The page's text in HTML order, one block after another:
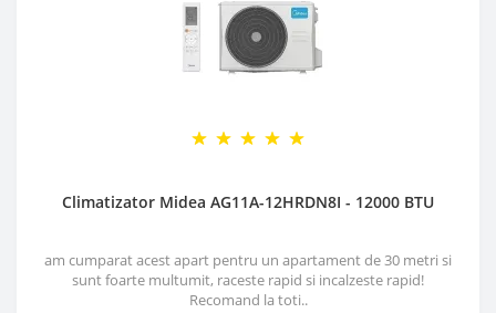
Climatizator Midea AG11A-12HRDN8I - 12000 BTU
am cumparat acest apart pentru un apartament de 30 metri si
sunt foarte multumit, raceste rapid si incalzeste rapid!
Recomand la toti..